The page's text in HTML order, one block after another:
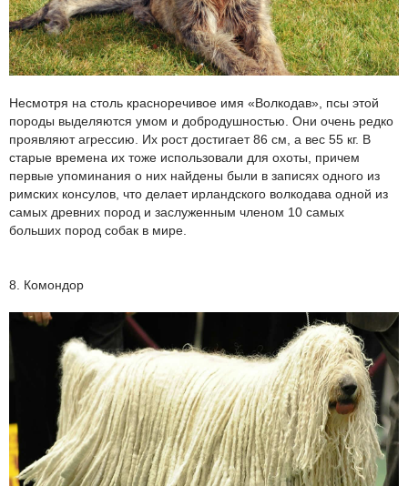
Несмотря на столь красноречивое имя «Волкодав», псы этой
породы выделяются умом и добродушностью. Они очень редко
проявляют агрессию. Их рост достигает 86 см, а вес 55 кг. В
старые времена их тоже использовали для охоты, причем
первые упоминания о них найдены были в записях одного из
римских консулов, что делает ирландского волкодава одной из
самых древних пород и заслуженным членом 10 самых
больших пород собак в мире.
8. Комондор